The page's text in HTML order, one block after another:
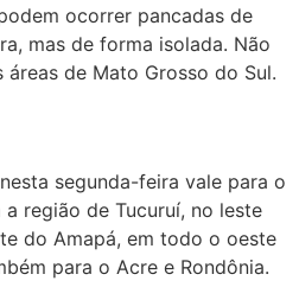
ocorrer pancadas de
mas de forma isolada. Não
de Mato Grosso do Sul.
segunda-feira vale para o
região de Tucuruí, no leste
do Amapá, em todo o oeste
para o Acre e Rondônia.